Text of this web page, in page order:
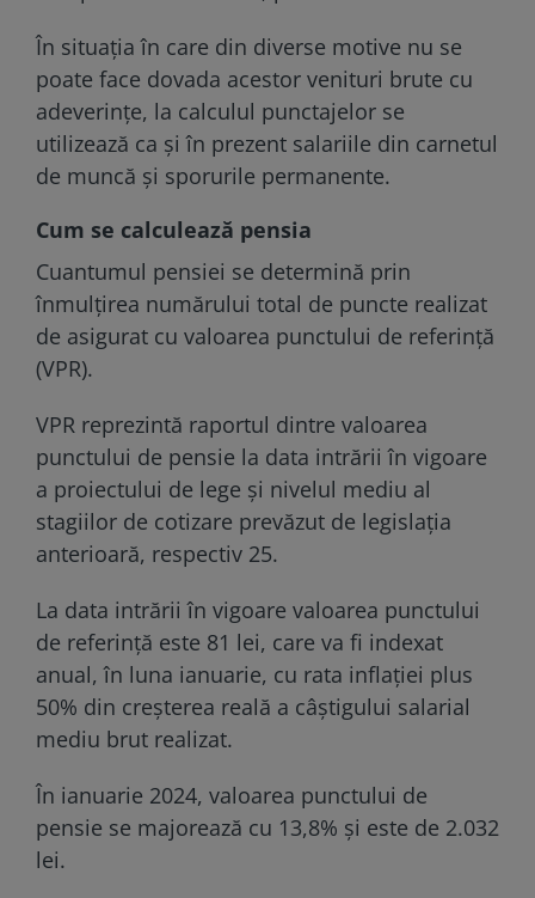
În situația în care din diverse motive nu se
poate face dovada acestor venituri brute cu
adeverințe, la calculul punctajelor se
utilizează ca și în prezent salariile din carnetul
de muncă și sporurile permanente.
Cum se calculează pensia
Cuantumul pensiei se determină prin
înmulțirea numărului total de puncte realizat
de asigurat cu valoarea punctului de referință
(VPR).
VPR reprezintă raportul dintre valoarea
punctului de pensie la data intrării în vigoare
a proiectului de lege și nivelul mediu al
stagiilor de cotizare prevăzut de legislația
anterioară, respectiv 25.
La data intrării în vigoare valoarea punctului
de referință este 81 lei, care va fi indexat
anual, în luna ianuarie, cu rata inflației plus
50% din creșterea reală a câștigului salarial
mediu brut realizat.
În ianuarie 2024, valoarea punctului de
pensie se majorează cu 13,8% și este de 2.032
lei.